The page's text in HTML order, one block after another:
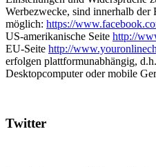
Werbezwecke, sind innerhalb der
möglich: https://
US-amerikanische Seite http://
EU-Seite http://
erfolgen plattformunabhängig,
Desktopcomputer oder mobile
Twitter